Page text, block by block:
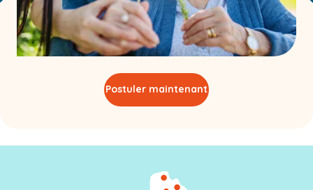
Postuler maintenant